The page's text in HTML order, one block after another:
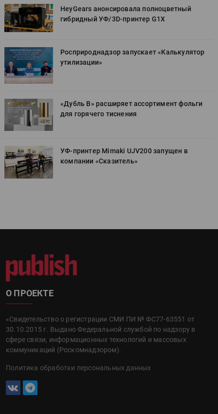
HeyGears анонсировала полноцветный
гибридный УФ/3D-принтер G1X
Росприроднадзор запускает «Калькулятор
утилизации»
«Дубль В» расширяет ассортимент фольги
для горячего тиснения
УФ-принтер Mimaki UJV200 запущен в
компании «Сказитель»
О ПРОЕКТЕ
«Свидетельство о регистрации СМИ ПИ № ФС77-63551 от
30.10.2015 г. Выдано Федеральной службой по надзору в
сфере связи, информационных технологий и массовых
коммуникаций (Роскомнадзором).
Политика обработки персональных данных